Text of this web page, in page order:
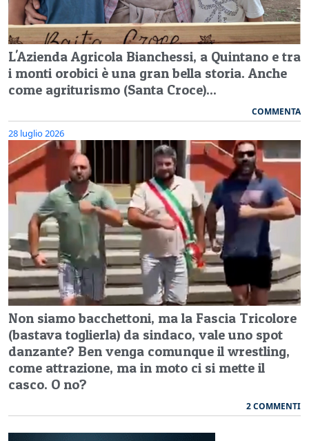
L'Azienda Agricola Bianchessi, a Quintano e tra
i monti orobici è una gran bella storia. Anche
come agriturismo (Santa Croce)...
COMMENTA
28 luglio 2026
Non siamo bacchettoni, ma la Fascia Tricolore
(bastava toglierla) da sindaco, vale uno spot
danzante? Ben venga comunque il wrestling,
come attrazione, ma in moto ci si mette il
casco. O no?
2 COMMENTI